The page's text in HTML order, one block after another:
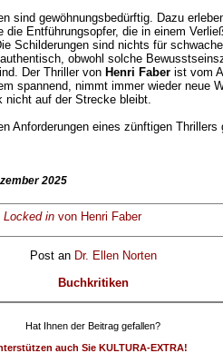
sind gewöhnungsbedürftig. Dazu
die Entführungsopfer, die in einem
Schilderungen sind nichts für
obwohl solche
Der Thriller von Henri Faberist vom
spannend, nimmt immer wieder neue
nicht auf der Strecke bleibt.
Anforderungen eines zünftigen Thrillers
2025
Locked invon Henri Faber
Post an Dr. Ellen Norten
Buchkritiken
Hat Ihnen der Beitrag gefallen?
auch Sie KULTURA-EXTRA!